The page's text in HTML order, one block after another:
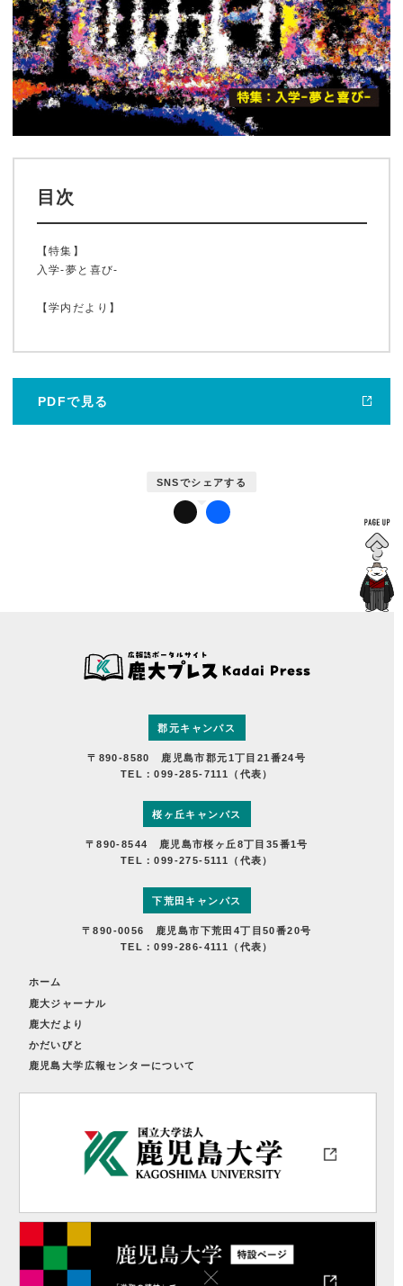
鹿大ジャーナル
目次
【特集】
入学-夢と喜び-
【学内だより】
PDFで見る
郡元キャンパス
〒890-8580 鹿児島市郡元1丁目21番24号
TEL：099-285-7111（代表）
桜ヶ丘キャンパス
〒890-8544 鹿児島市桜ヶ丘8丁目35番1号
TEL：099-275-5111（代表）
下荒田キャンパス
〒890-0056 鹿児島市下荒田4丁目50番20号
TEL：099-286-4111（代表）
ホーム
鹿大ジャーナル
鹿大だより
かだいびと
鹿児島大学広報センターについて